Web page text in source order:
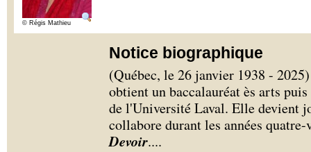
© Régis Mathieu
Notice biographique
(Québec, le 26 janvier 1938 -
obtient un baccalauréat ès arts
de l'Université Laval. Elle devient
collabore durant les années
Devoir....